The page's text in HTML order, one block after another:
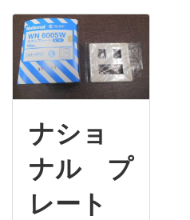
ナショ
ナル プ
レート